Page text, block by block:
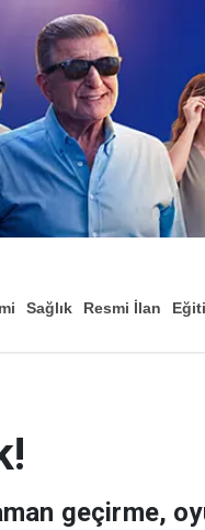
Sağlık Resmi İlan
geçirme,